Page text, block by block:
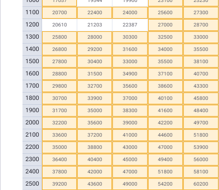
1100
1200
1300
1400
1500
1600
1700
1800
1900
2000
2100
2200
2300
2400
2500
20700 22400 24000 25600 27300
20610 21203 22387 27000 28700
25800 28000 30300 32500 33000
26800 29200 31600 34000 35500
27800 30400 33000 35500 38100
28800 31500 34900 37100 40700
29800 32700 35600 38600 43300
30700 33900 37000 40100 45800
31700 35000 38300 41600 48400
32200 35600 39000 42200 49700
33600 37200 41000 44600 51800
35000 38800 43000 47000 53900
36400 40400 45000 49400 56000
37800 42000 47000 51800 58100
39200 43600 49000 54200 60200